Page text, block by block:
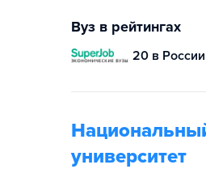
Вуз в рейтингах
20 в России
университет